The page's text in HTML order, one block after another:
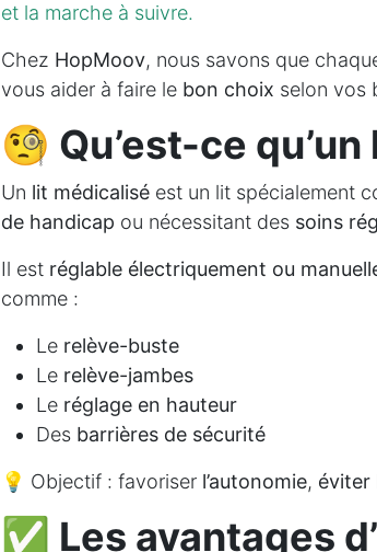
et la marche à suivre.
Chez HopMoov, nous savons que
vous aider à faire le bon choix selon vos
🧐 Qu’est-ce
Un lit médicalisé est un lit spécialement
de handicap ou nécessitant des soins
Il est réglable électriquement ou
comme :
Le relève-buste
Le relève-jambes
Le réglage en hauteur
Des barrières de sécurité
💡 Objectif : favoriser l’autonomie, éviter
✅ Les avantages